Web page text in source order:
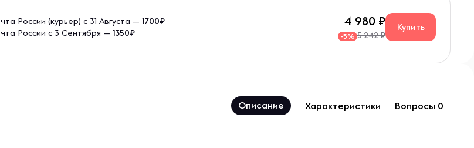
России (курьер) с 31 Августа —1700₽
России с 3 Сентября —1350₽
4 980
-5% 5 242 ₽
Купить
Описание Характеристики Вопросы 0